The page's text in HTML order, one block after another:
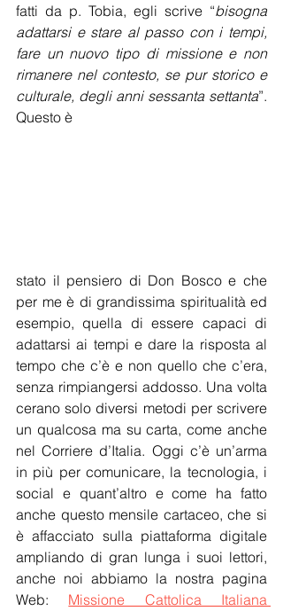
fatti da p. Tobia, egli scrive “bisogna
adattarsi e stare al passo con i tempi,
fare un nuovo tipo di missione e non
rimanere nel contesto, se pur storico e
culturale, degli anni sessanta settanta”.
Questo è
stato il pensiero di Don Bosco e che
per me è di grandissima spiritualità ed
esempio, quella di essere capaci di
adattarsi ai tempi e dare la risposta al
tempo che c’è e non quello che c’era,
senza rimpiangersi addosso. Una volta
cerano solo diversi metodi per scrivere
un qualcosa ma su carta, come anche
nel Corriere d’Italia. Oggi c’è un’arma
in più per comunicare, la tecnologia, i
social e quant’altro e come ha fatto
anche questo mensile cartaceo, che si
è affacciato sulla piattaforma digitale
ampliando di gran lunga i suoi lettori,
anche noi abbiamo la nostra pagina
Web: Missione Cattolica Italiana